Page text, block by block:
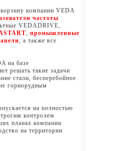
компании VEDA
частоты
VEDADRIVE,
, промышленные
, а также все
на базе
решать такие задачи
стали, бесперебойное
горнорудным
на полностью
контролем
планах компании
на территории